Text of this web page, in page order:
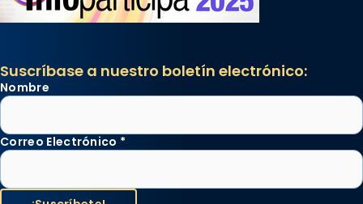
Suscríbase a nuestro boletín electrónico:
Nombre
Correo Electrónico *